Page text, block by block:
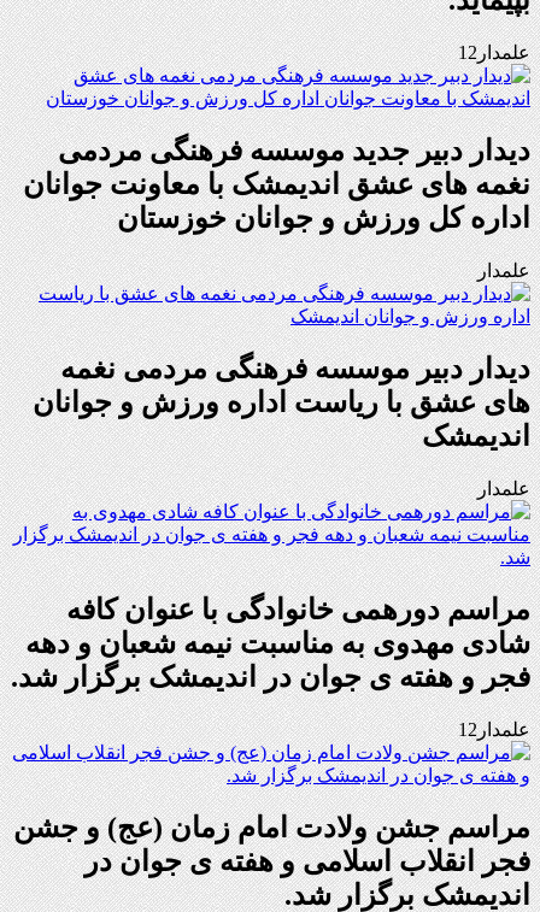
علمدار12
دیدار دبیر جدید موسسه فرهنگی مردمی
نغمه های عشق اندیمشک با معاونت جوانان
اداره کل ورزش و جوانان خوزستان
علمدار
دیدار دبیر موسسه فرهنگی مردمی نغمه
های عشق با ریاست اداره ورزش و جوانان
اندیمشک
علمدار
مراسم دورهمی خانوادگی با عنوان کافه
شادی مهدوی به مناسبت نیمه شعبان و دهه
فجر و هفته ی جوان در اندیمشک برگزار شد.
علمدار12
مراسم جشن ولادت امام زمان (عج) و جشن
فجر انقلاب اسلامی و هفته ی جوان در
اندیمشک برگزار شد.